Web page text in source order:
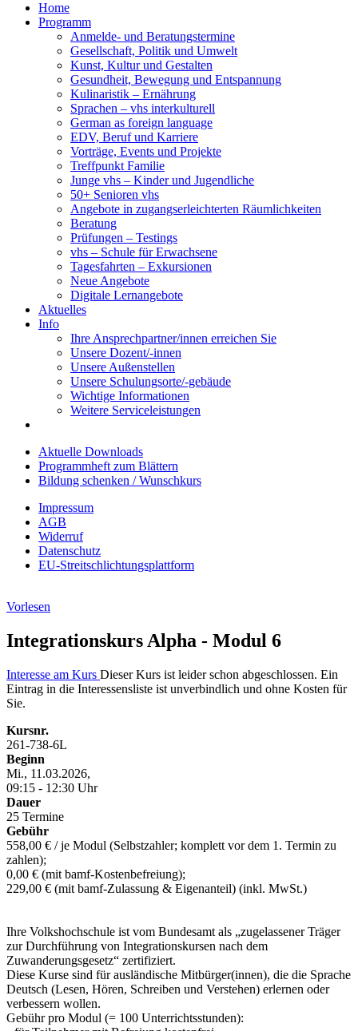
Home
Programm
Anmelde- und Beratungstermine
Gesellschaft, Politik und Umwelt
Kunst, Kultur und Gestalten
Gesundheit, Bewegung und Entspannung
Kulinaristik – Ernährung
Sprachen – vhs interkulturell
German as foreign language
EDV, Beruf und Karriere
Vorträge, Events und Projekte
Treffpunkt Familie
Junge vhs – Kinder und Jugendliche
50+ Senioren vhs
Angebote in zugangserleichterten Räumlichkeiten
Beratung
Prüfungen – Testings
vhs – Schule für Erwachsene
Tagesfahrten – Exkursionen
Neue Angebote
Digitale Lernangebote
Aktuelles
Info
Ihre Ansprechpartner/innen erreichen Sie
Unsere Dozent/-innen
Unsere Außenstellen
Unsere Schulungsorte/-gebäude
Wichtige Informationen
Weitere Serviceleistungen
Aktuelle Downloads
Programmheft zum Blättern
Bildung schenken / Wunschkurs
Impressum
AGB
Widerruf
Datenschutz
EU-Streitschlichtungsplattform
Vorlesen
Integrationskurs Alpha - Modul 6
Interesse am Kurs Dieser Kurs ist leider schon abgeschlossen. Ein
Eintrag in die Interessensliste ist unverbindlich und ohne Kosten für
Sie.
Kursnr.
261-738-6L
Beginn
Mi., 11.03.2026,
09:15 - 12:30 Uhr
Dauer
25 Termine
Gebühr
558,00 € / je Modul (Selbstzahler; komplett vor dem 1. Termin zu
zahlen);
0,00 € (mit bamf-Kostenbefreiung);
229,00 € (mit bamf-Zulassung & Eigenanteil) (inkl. MwSt.)
Ihre Volkshochschule ist vom Bundesamt als „zugelassener Träger
zur Durchführung von Integrationskursen nach dem
Zuwanderungsgesetz“ zertifiziert.
Diese Kurse sind für ausländische Mitbürger(innen), die die Sprache
Deutsch (Lesen, Hören, Schreiben und Verstehen) erlernen oder
verbessern wollen.
Gebühr pro Modul (= 100 Unterrichtsstunden):